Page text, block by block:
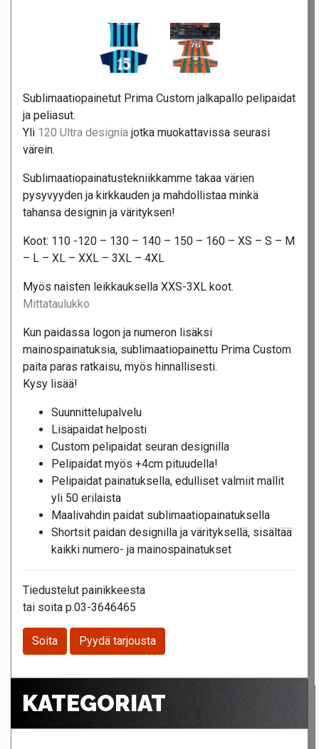
Sublimaatiopainetut Prima Custom jalkapallo pelipaidat
ja peliasut.
Yli 120 Ultra designia jotka muokattavissa seurasi
värein.
Sublimaatiopainatustekniikkamme takaa värien
pysyvyyden ja kirkkauden ja mahdollistaa minkä
tahansa designin ja värityksen!
Koot: 110 -120 – 130 – 140 – 150 – 160 – XS – S – M
– L – XL – XXL – 3XL – 4XL
Myös naisten leikkauksella XXS-3XL koot.
Mittataulukko
Kun paidassa logon ja numeron lisäksi
mainospainatuksia, sublimaatiopainettu Prima Custom
paita paras ratkaisu, myös hinnallisesti.
Kysy lisää!
Suunnittelupalvelu
Lisäpaidat helposti
Custom pelipaidat seuran designilla
Pelipaidat myös +4cm pituudella!
Pelipaidat painatuksella, edulliset valmiit mallit
yli 50 erilaista
Maalivahdin paidat sublimaatiopainatuksella
Shortsit paidan designilla ja värityksellä, sisältää
kaikki numero- ja mainospainatukset
Tiedustelut painikkeesta
tai soita p.03-3646465
Soita Pyydä tarjousta
KATEGORIAT